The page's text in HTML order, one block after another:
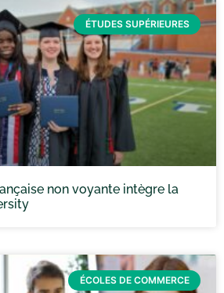
ÉTUDES SUPÉRIEURES
non voyante intègre la
ÉCOLES DE COMMERCE